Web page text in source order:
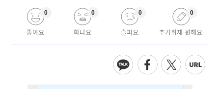
좋아요
0
화나요
0
슬퍼요
0
추가취재 원해요
0